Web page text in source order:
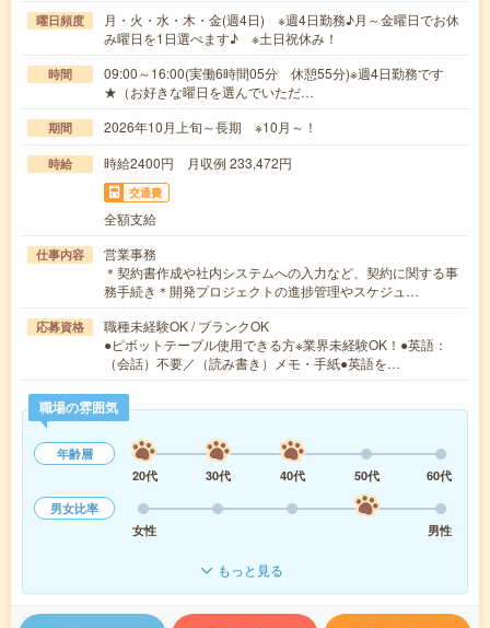
曜日頻度
月・火・水・木・金(週4日) ※週4日勤務♪月～金曜日でお休
み曜日を1日選べます♪ ※土日祝休み！
時間
09:00～16:00(実働6時間05分 休憩55分)※週4日勤務です
★（お好きな曜日を選んでいただ…
期間 2026年10月上旬～長期 ※10月～！
時給 時給2400円 月収例 233,472円
交通費
全額支給
仕事内容
営業事務
＊契約書作成や社内システムへの入力など、契約に関する事
務手続き＊開発プロジェクトの進捗管理やスケジュ…
応募資格
職種未経験OK / ブランクOK
●ピボットテーブル使用できる方※業界未経験OK！●英語：
（会話）不要／（読み書き）メモ・手紙●英語を…
職場の雰囲気
年齢層
20代
30代 40代 50代
60代
男女比率
女性
男性
もっと見る